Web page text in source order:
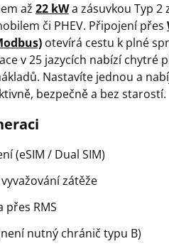
až 22 kWa zásuvkou Typ 2
či PHEV. Připojení přes
otevírá cestu k plné
v 25 jazycích nabízí chytré
Nastavíte jednou a
bezpečně a bez starostí.
(eSIM / Dual SIM)
zátěže
přes RMS
nutný chránič typu B)